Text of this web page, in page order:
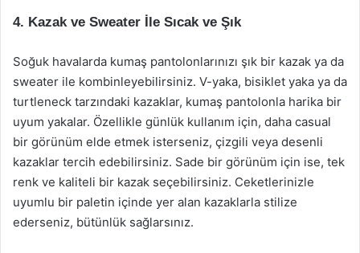
4. Kazak ve Sweater İle Sıcak ve Şık
Soğuk havalarda kumaş pantolonlarınızı şık bir kazak ya da
sweater ile kombinleyebilirsiniz. V-yaka, bisiklet yaka ya da
turtleneck tarzındaki kazaklar, kumaş pantolonla harika bir
uyum yakalar. Özellikle günlük kullanım için, daha casual
bir görünüm elde etmek isterseniz, çizgili veya desenli
kazaklar tercih edebilirsiniz. Sade bir görünüm için ise, tek
renk ve kaliteli bir kazak seçebilirsiniz. Ceketlerinizle
uyumlu bir paletin içinde yer alan kazaklarla stilize
ederseniz, bütünlük sağlarsınız.